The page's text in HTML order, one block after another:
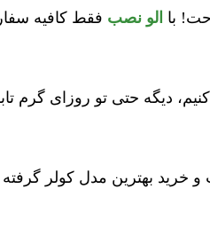
با الو نصب فقط کافیه
دیگه حتی تو روزای گرم
بهترین مدل کولر گرفته